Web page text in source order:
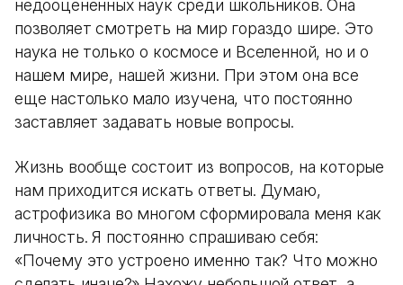
недооцененных наук среди школьников. Она
позволяет смотреть на мир гораздо шире. Это
наука не только о космосе и Вселенной, но и о
нашем мире, нашей жизни. При этом она все
еще настолько мало изучена, что постоянно
заставляет задавать новые вопросы.
Жизнь вообще состоит из вопросов, на которые
нам приходится искать ответы. Думаю,
астрофизика во многом сформировала меня как
личность. Я постоянно спрашиваю себя:
«Почему это устроено именно так? Что можно